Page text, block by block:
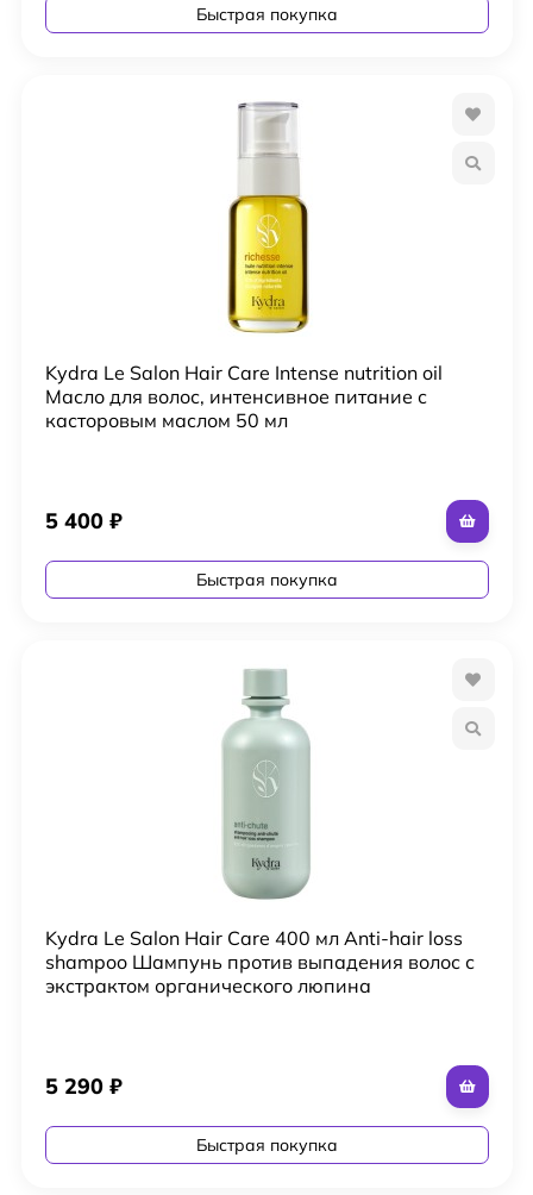
Быстрая покупка
Kydra Le Salon Hair Care Intense nutrition oil
Масло для волос, интенсивное питание с
касторовым маслом 50 мл
5 400 ₽
Быстрая покупка
Kydra Le Salon Hair Care 400 мл Anti-hair loss
shampoo Шампунь против выпадения волос с
экстрактом органического люпина
5 290 ₽
Быстрая покупка